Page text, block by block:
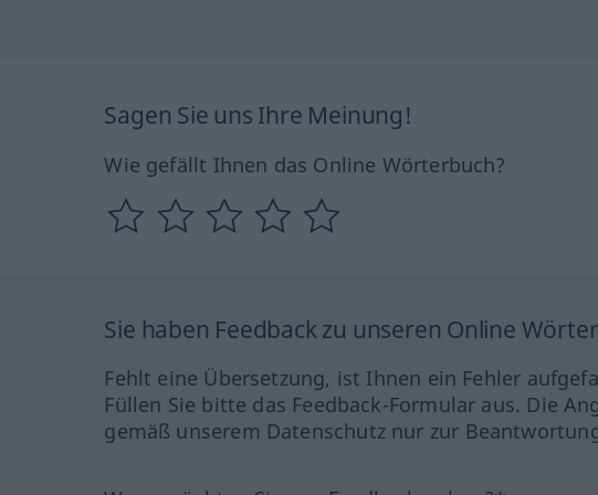
Sagen Sie uns Ihre Meinung!
Wie gefällt Ihnen das Online Wörterbuch?
Sie haben Feedback zu unseren Online
Fehlt eine Übersetzung, ist Ihnen ein Fehler
Füllen Sie bitte das Feedback-Formular aus. Die
gemäß unserem Datenschutz nur zur